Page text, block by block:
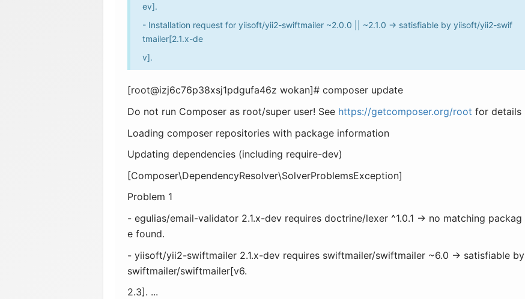
ev].
- Installation request for yiisoft/yii2-swiftmailer ~2.0.0 || ~2.1.0 -> satisfiable by yiisoft/yii2-swif
tmailer[2.1.x-de
v].
[root@izj6c76p38xsj1pdgufa46z wokan]# composer update
Do not run Composer as root/super user! See https://getcomposer.org/root for details
Loading composer repositories with package information
Updating dependencies (including require-dev)
[Composer\DependencyResolver\SolverProblemsException]
Problem 1
- egulias/email-validator 2.1.x-dev requires doctrine/lexer ^1.0.1 -> no matching packag
e found.
- yiisoft/yii2-swiftmailer 2.1.x-dev requires swiftmailer/swiftmailer ~6.0 -> satisfiable by
swiftmailer/swiftmailer[v6.
2.3]. ...